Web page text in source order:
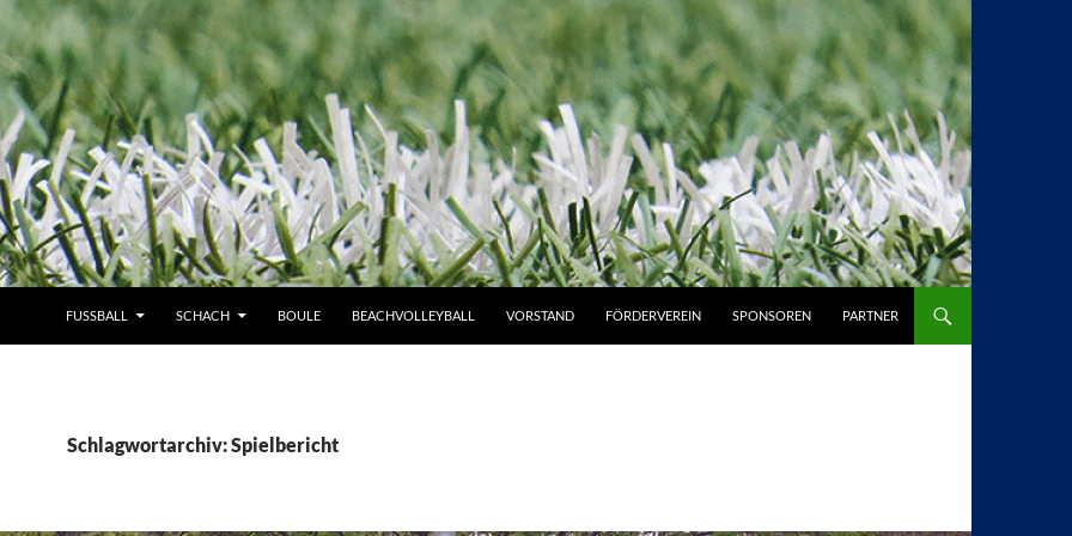
FUSSBALL SCHACH BOULE BEACHVOLLEYBALL VORSTAND FÖRDERVEREIN SPONSOREN PARTNER
Schlagwortarchiv: Spielbericht